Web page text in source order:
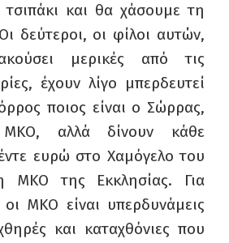
και θα χάσουμε τη
δεύτεροι, οι φίλοι αυτών,
μερικές από τις
έχουν λίγο μπερδευτεί
ποιος είναι ο Σώρρας,
αλλά δίνουν κάθε
ευρώ στο Χαμόγελο του
ΜΚΟ της Εκκλησίας. Για
ΜΚΟ είναι υπερδυνάμεις
και καταχθόνιες που